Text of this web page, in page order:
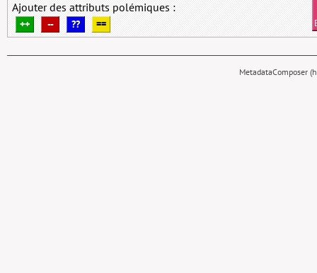
Ajouter des attributs polémiques :
++ -- ?? ==
MetadataComposer